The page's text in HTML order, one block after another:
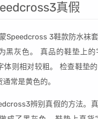
真假
Speedcross 3鞋款防水袜
黑灰色。 真品的鞋垫上
体则相对较粗。 检查鞋垫
常是黄色的。
辨别真假的方法。